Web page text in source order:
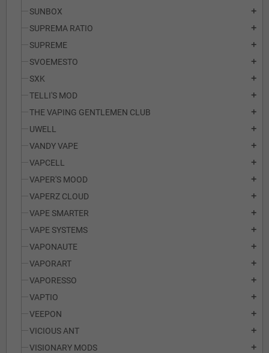
SUNBOX add
SUPREMA RATIO add
SUPREME add
SVOEMESTO add
SXK add
TELLI'S MOD add
THE VAPING GENTLEMEN CLUB add
UWELL add
VANDY VAPE add
VAPCELL add
VAPER'S MOOD add
VAPERZ CLOUD add
VAPE SMARTER add
VAPE SYSTEMS add
VAPONAUTE add
VAPORART add
VAPORESSO add
VAPTIO add
VEEPON add
VICIOUS ANT add
VISIONARY MODS add